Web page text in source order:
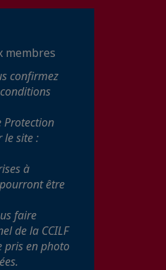
membres
confirmez
Protection
le site :
à
pourront être
faire
de la CCILF
pris en photo